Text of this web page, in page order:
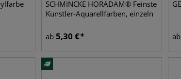
SCHMINCKE HORADAM® Feinste
Künstler-Aquarellfarben, einzeln
ab 5,30 € ab